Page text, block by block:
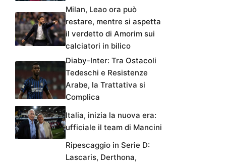
Milan, Leao ora può
restare, mentre si aspetta
il verdetto di Amorim sui
calciatori in bilico
Diaby-Inter: Tra Ostacoli
Tedeschi e Resistenze
Arabe, la Trattativa si
Complica
Italia, inizia la nuova era:
ufficiale il team di Mancini
Ripescaggio in Serie D:
Lascaris, Derthona,